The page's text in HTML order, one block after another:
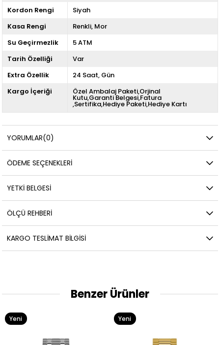
Kordon Rengi
Siyah
Kasa Rengi
Renkli Mor
Su Geçirmezlik
5 ATM
Tarih Özelliği
Var
Extra Özellik
24 Saat Gün
Kargo İçeriği
Özel Ambalaj Paketi,Orjinal
Kutu,Garanti Belgesi,Fatura
,Sertifika,Hediye Paketi,Hediye Kartı
YORUMLAR(0)
ÖDEME SEÇENEKLERI
YETKİ BELGESİ
ÖLÇÜ REHBERI
KARGO TESLIMAT BILGISI
Benzer Ürünler